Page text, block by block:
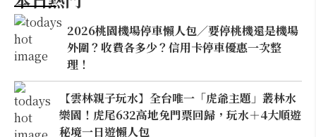
2026桃園機場停車懶人包／要停桃機還是機場
外圍？收費各多少？信用卡停車優惠一次整
理！
【雲林親子玩水】全台唯一「虎爺主題」叢林水
樂園！虎尾632高地免門票回歸，玩水＋4大順遊
秘境一日遊懶人包